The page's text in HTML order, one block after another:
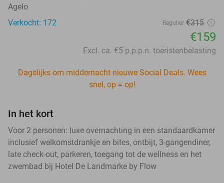
Agelo
Verkocht: 172
Regulier €315
€159
Excl. ca. €5 p.p.p.n. toeristenbelasting
Dagelijks om middernacht nieuwe Social Deals. Wees
snel, op = op!
In het kort
Voor 2 personen: luxe overnachting in een standaardkamer
inclusief welkomstdrankje en bites, ontbijt, 3-gangendiner,
late check-out, parkeren, toegang tot de wellness en het
zwembad bij Hotel De Landmarke by Flow